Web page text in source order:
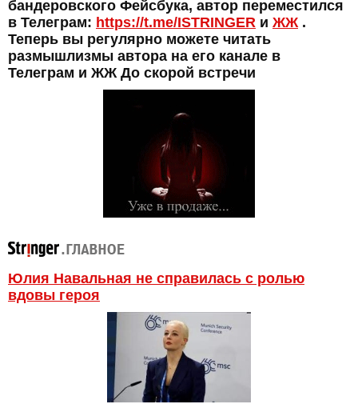
бандеровского Фейсбука, автор переместился
в Телеграм: https://t.me/ISTRINGER и ЖЖ .
Теперь вы регулярно можете читать
размышлизмы автора на его канале в
Телеграм и ЖЖ До скорой встречи
Юлия Навальная не справилась с ролью
вдовы героя